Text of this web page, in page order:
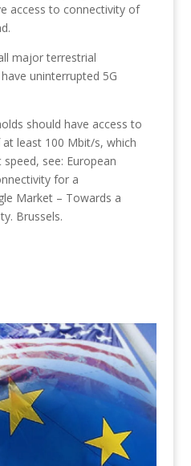
access to connectivity of
major terrestrial
uninterrupted 5G
should have access to
least 100 Mbit/s, which
see: European
for a
Market – Towards a
Brussels.